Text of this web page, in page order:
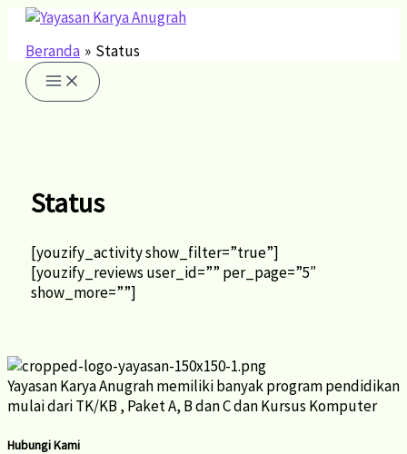
Lewati
konten
Beranda Status
Status
[youzify_activity show_filter=”true”]
[youzify_reviews user_id=”” per_page=”5″
show_more=””]
Yayasan Karya Anugrah memiliki banyak program pendidikan
mulai dari TK/KB , Paket A, B dan C dan Kursus Komputer
Hubungi Kami